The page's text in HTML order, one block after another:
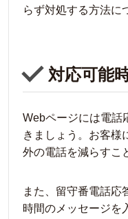
らず対処する方法に
対応可能
Webページには電話
きましょう。お客様
外の電話を減らすこ
また、留守番電話応
時間のメッセージを